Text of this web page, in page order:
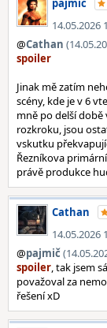
pajmič
14.05.2026
@Cathan
Jinak mě zatím
scény, kde je v 6
mně po delší
rozkroku, jsou
vskutku
Řezníkova
právě produkce
Cathan
14.05.2026
@pajmič
, tak jsem
považoval za
řešení xD